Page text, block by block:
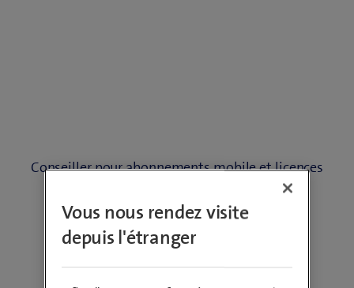
Conseiller pour abonnements mobile et licences
Welche beem
Benutzerlizenz
Vous nous rendez visite
depuis l'étranger